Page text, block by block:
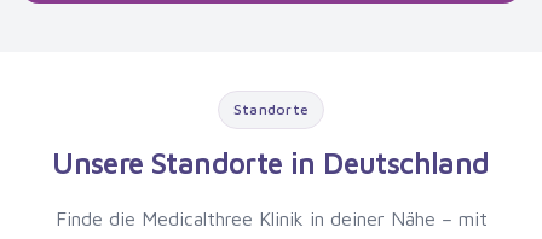
Standorte
Unsere Standorte in Deutschland
Finde die Medicalthree Klinik in deiner Nähe – mit